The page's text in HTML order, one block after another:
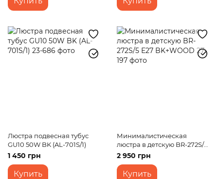
Люстра подвесная тубус
GU10 50W BK (AL-701S/1)
1 450 грн
Купить
Минималистическая
люстра в детскую BR-272S/5
E27 BK+WOOD
2 950 грн
Купить